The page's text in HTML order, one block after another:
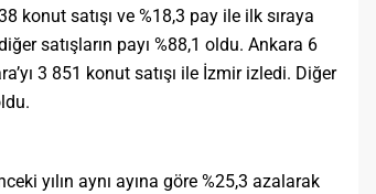
konut satışı ve %18,3 pay ile ilk sıraya
satışların payı %88,1 oldu. Ankara 6
3 851 konut satışı ile İzmir izledi. Diğer
yılın aynı ayına göre %25,3 azalarak